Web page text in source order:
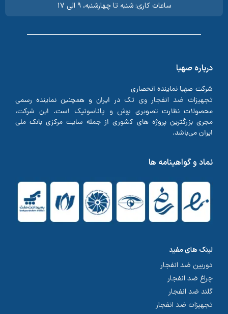
ساعات کاری: شنبه تا چهارشنبه، ۹ الی ۱۷
درباره صهبا
شرکت صهبا نماینده انحصاری
تجهیزات ضد انفجار وی تک در ایران و همچنین نماینده رسمی
محصولات نظارت تصویری بوش و پاناسونیک است. این شرکت،
مجری بزرگترین پروژه های کشوری از جمله سایت مرکزی بانک ملی
ایران می‌باشد.
نماد و گواهینامه ها
لینک های مفید
دوربین ضد انفجار
چراغ ضد انفجار
گلند ضد انفجار
تجهیزات ضد انفجار